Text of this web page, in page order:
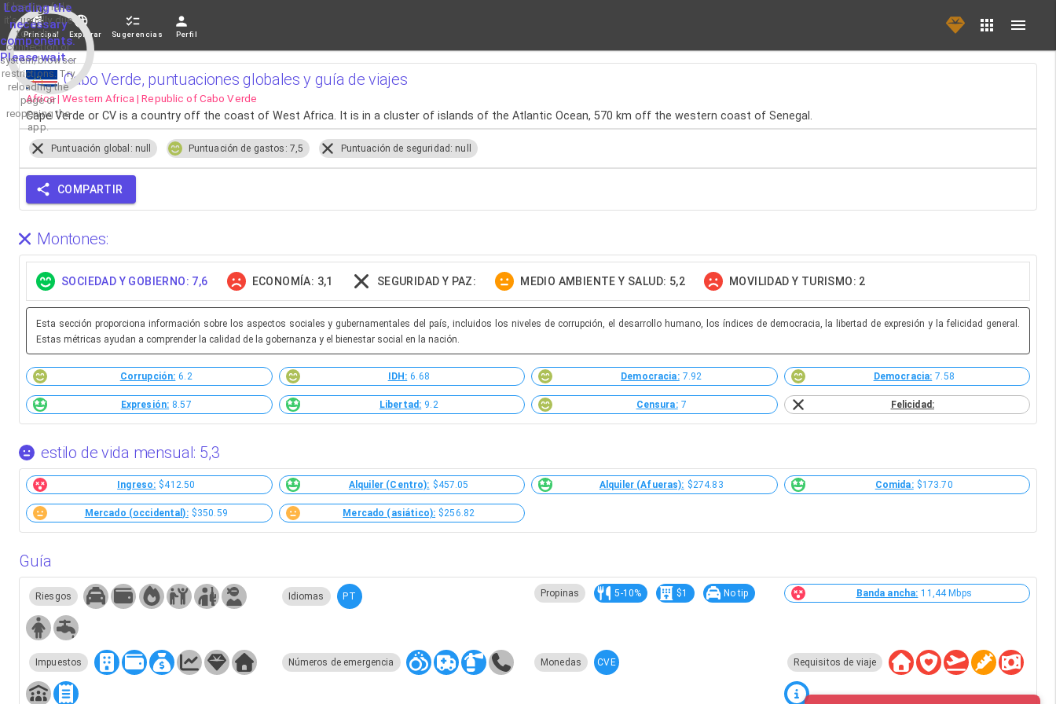
Loading the
necessary
components.
Please wait...
If loading fails,
it's usually due
to a slow
connection or
system/browser
restrictions. Try
reloading the
page or
reopening the
app.
Principal Explorar Sugerencias Perfil
Cabo Verde, puntuaciones globales y guía de viajes
Africa | Western Africa | Republic of Cabo Verde
Cape Verde or CV is a country off the coast of West Africa. It is in a cluster of islands of the Atlantic Ocean, 570 km off the western coast of Senegal.
Puntuación global: null Puntuación de gastos: 7,5 Puntuación de seguridad: null
COMPARTIR
Montones:
SOCIEDAD Y GOBIERNO: 7,6 ECONOMÍA: 3,1 SEGURIDAD Y PAZ: MEDIO AMBIENTE Y SALUD: 5,2 MOVILIDAD Y TURISMO: 2
Esta sección proporciona información sobre los aspectos sociales y gubernamentales del país, incluidos los niveles de corrupción, el desarrollo humano, los índices de democracia, la libertad de expresión y la felicidad general.
Estas métricas ayudan a comprender la calidad de la gobernanza y el bienestar social en la nación.
Corrupción: 6.2 IDH: 6.68 Democracia: 7.92 Democracia: 7.58
Expresión: 8.57 Libertad: 9.2 Censura: 7 Felicidad:
estilo de vida mensual: 5,3
Ingreso: $412.50 Alquiler (Centro): $457.05 Alquiler (Afueras): $274.83 Comida: $173.70
Mercado (occidental): $350.59 Mercado (asiático): $256.82
Guía
Riesgos Idiomas PT Propinas 5-10% $1 No tip Banda ancha: 11,44 Mbps
Impuestos Números de emergencia Monedas CVE Requisitos de viaje